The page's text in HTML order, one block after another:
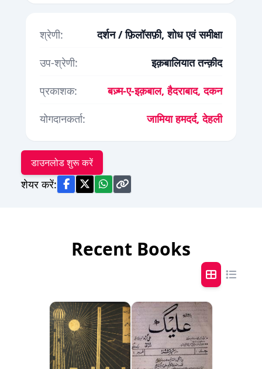
श्रेणी:
दर्शन / फ़िलॉसफ़ी, शोध एवं समीक्षा
उप-श्रेणी:
इक़बालियात तन्क़ीद
प्रकाशक:
बज़्म-ए-इक़बाल, हैदराबाद, दकन
योगदानकर्ता:
जामिया हमदर्द, देहली
डाउनलोड शुरू करें
शेयर करें:
Recent Books